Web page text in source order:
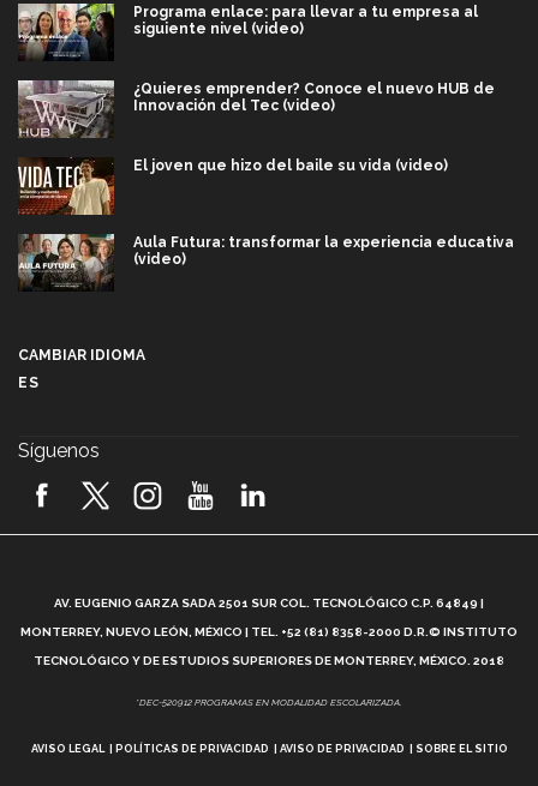
Programa enlace: para llevar a tu empresa al
siguiente nivel (video)
¿Quieres emprender? Conoce el nuevo HUB de
Innovación del Tec (video)
El joven que hizo del baile su vida (video)
Aula Futura: transformar la experiencia educativa
(video)
2026! (video)
¿Cómo es el Modelo Educativo Tec? (video)
Vida Tec: Feminismo e Inteligencia Artificial, Paola
CAMBIAR IDIOMA
ES
Síguenos
AV. EUGENIO GARZA SADA 2501 SUR COL. TECNOLÓGICO C.P. 64849 |
MONTERREY, NUEVO LEÓN, MÉXICO | TEL. +52 (81) 8358-2000 D.R.© INSTITUTO
TECNOLÓGICO Y DE ESTUDIOS SUPERIORES DE MONTERREY, MÉXICO. 2018
*DEC-520912 PROGRAMAS EN MODALIDAD ESCOLARIZADA.
AVISO LEGAL POLÍTICAS DE PRIVACIDAD AVISO DE PRIVACIDAD SOBRE EL SITIO